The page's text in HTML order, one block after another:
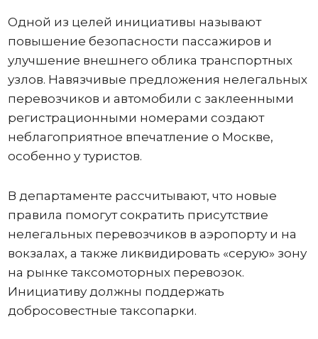
Одной из целей инициативы называют
повышение безопасности пассажиров и
улучшение внешнего облика транспортных
узлов. Навязчивые предложения нелегальных
перевозчиков и автомобили с заклеенными
регистрационными номерами создают
неблагоприятное впечатление о Москве,
особенно у туристов.
В департаменте рассчитывают, что новые
правила помогут сократить присутствие
нелегальных перевозчиков в аэропорту и на
вокзалах, а также ликвидировать «серую» зону
на рынке таксомоторных перевозок.
Инициативу должны поддержать
добросовестные таксопарки.